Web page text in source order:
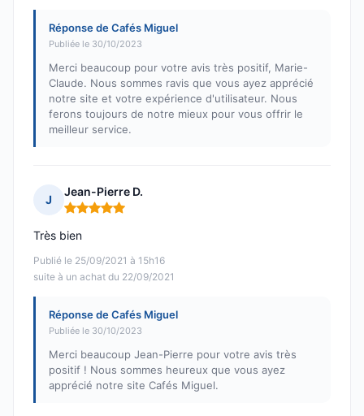
Réponse de Cafés Miguel
Publiée le 30/10/2023
Merci beaucoup pour votre avis très positif, Marie-
Claude. Nous sommes ravis que vous ayez apprécié
notre site et votre expérience d'utilisateur. Nous
ferons toujours de notre mieux pour vous offrir le
meilleur service.
J
Jean-Pierre D.
Note : 5 sur 5
Publié le 25/09/2021 à 15h16
suite à un achat du 22/09/2021
Très bien
Réponse de Cafés Miguel
Publiée le 30/10/2023
Merci beaucoup Jean-Pierre pour votre avis très
positif ! Nous sommes heureux que vous ayez
apprécié notre site Cafés Miguel.